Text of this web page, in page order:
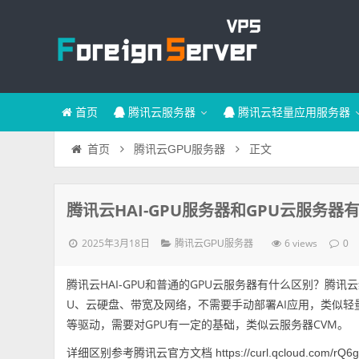
首页 腾讯云服务器 腾讯云轻量应用服务器
首页 腾讯云GPU服务器 正文
腾讯云HAI-GPU服务器和GPU云服务器
2025年3月18日 腾讯云GPU服务器 6 views 0
腾讯云HAI-GPU和普通的GPU云服务器有什么区别？腾
U、云硬盘、带宽及网络，不需要手动部署AI应用，类似
等驱动，需要对GPU有一定的基础，类似云服务器CVM。
详细区别参考腾讯云官方文档 https://curl.qcloud.com/